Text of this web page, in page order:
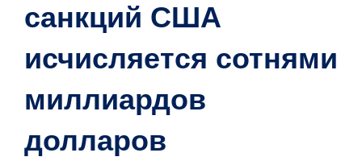
санкций США
исчисляется сотнями
миллиардов
долларов